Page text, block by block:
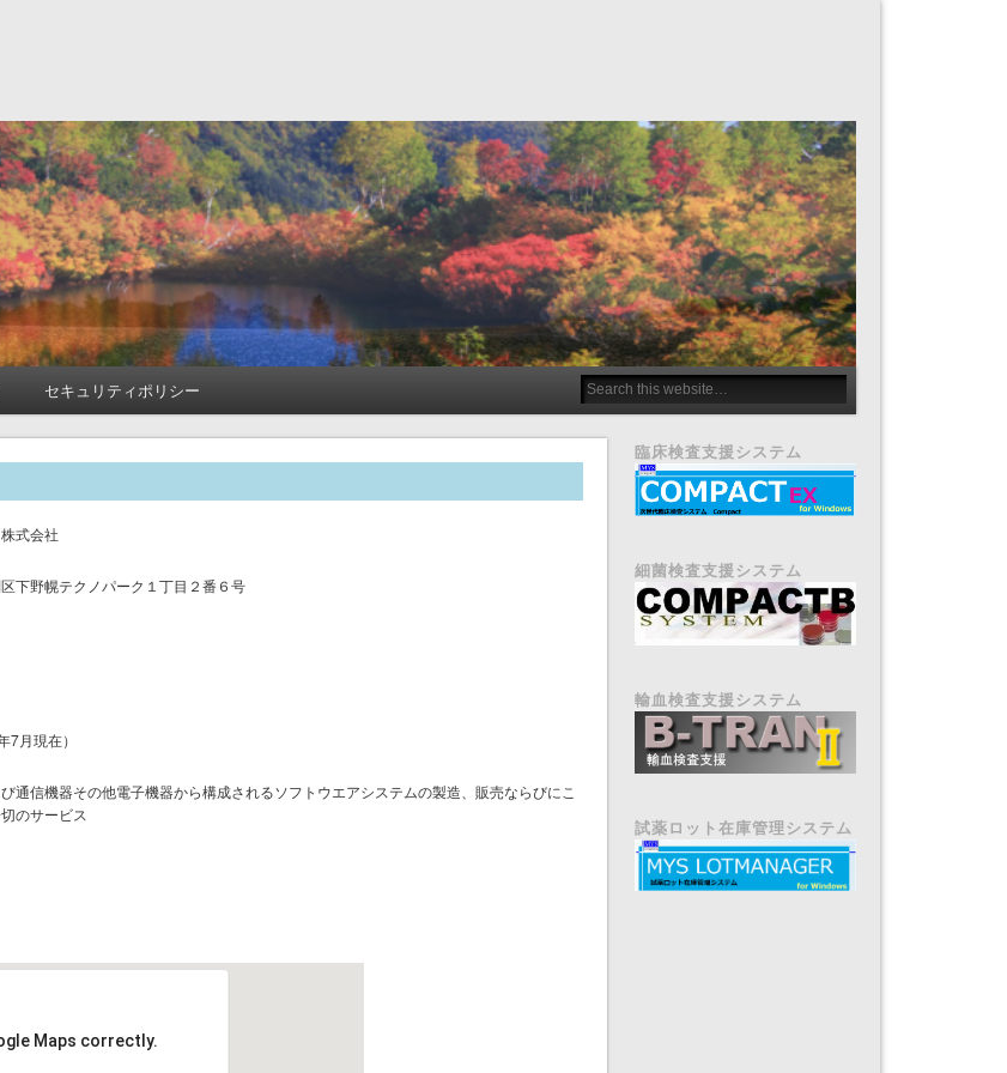
セキュリティポリシー
式会社
下野幌テクノパーク１丁目２番６号
7月現在）
通信機器その他電子機器から構成されるソフトウエアシステムの製造、販売ならびにこ
のサービス
Maps correctly.
臨床検査支援システム
細菌検査支援システム
輸血検査支援システム
試薬ロット在庫管理システム